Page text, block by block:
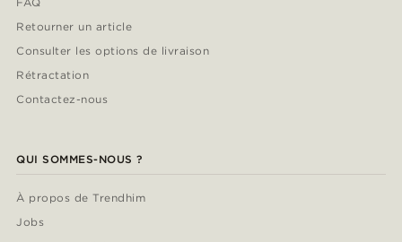
Retourner un article
Consulter les options de livraison
Rétractation
Contactez-nous
QUI SOMMES-NOUS ?
À propos de Trendhim
Jobs